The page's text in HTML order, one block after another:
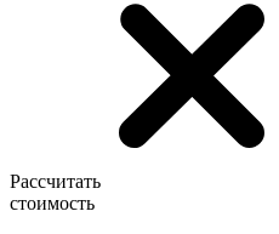
Рассчитать
стоимость